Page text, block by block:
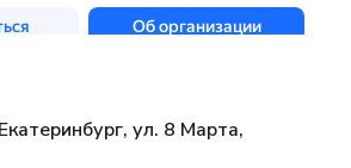
ул. 8 Марта,